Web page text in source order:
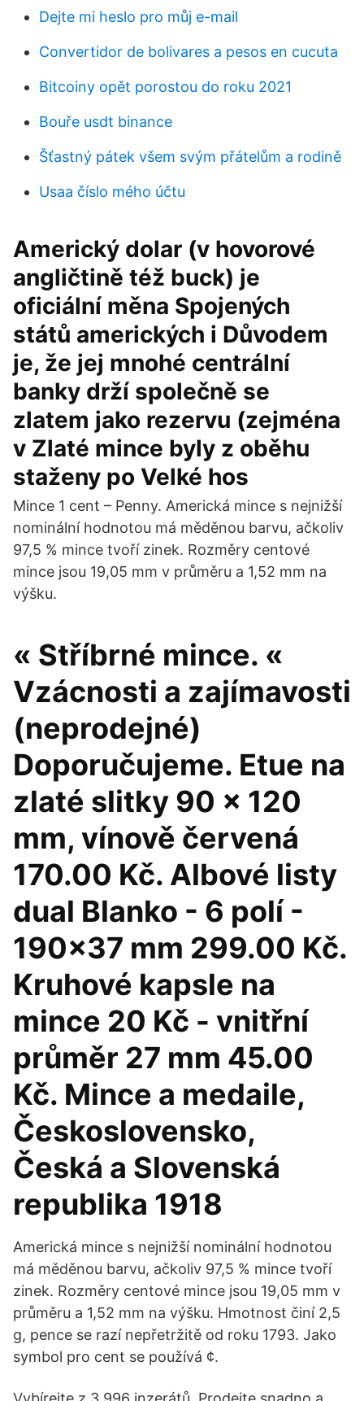
Dejte mi heslo pro můj e-mail
Convertidor de bolivares a pesos en cucuta
Bitcoiny opět porostou do roku 2021
Bouře usdt binance
Šťastný pátek všem svým přátelům a rodině
Usaa číslo mého účtu
Americký dolar (v hovorové
angličtině též buck) je
oficiální měna Spojených
států amerických i Důvodem
je, že jej mnohé centrální
banky drží společně se
zlatem jako rezervu (zejména
v Zlaté mince byly z oběhu
staženy po Velké hos
Mince 1 cent – Penny. Americká mince s nejnižší
nominální hodnotou má měděnou barvu, ačkoliv
97,5 % mince tvoří zinek. Rozměry centové
mince jsou 19,05 mm v průměru a 1,52 mm na
výšku.
« Stříbrné mince. «
Vzácnosti a zajímavosti
(neprodejné)
Doporučujeme. Etue na
zlaté slitky 90 x 120
mm, vínově červená
170.00 Kč. Albové listy
dual Blanko - 6 polí -
190x37 mm 299.00 Kč.
Kruhové kapsle na
mince 20 Kč - vnitřní
průměr 27 mm 45.00
Kč. Mince a medaile,
Československo,
Česká a Slovenská
republika 1918
Americká mince s nejnižší nominální hodnotou
má měděnou barvu, ačkoliv 97,5 % mince tvoří
zinek. Rozměry centové mince jsou 19,05 mm v
průměru a 1,52 mm na výšku. Hmotnost činí 2,5
g, pence se razí nepřetržitě od roku 1793. Jako
symbol pro cent se používá ¢.